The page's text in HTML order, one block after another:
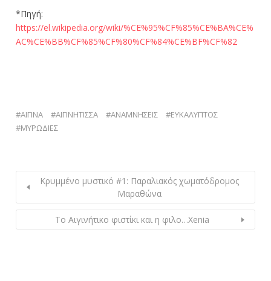
*Πηγή:
https://el.wikipedia.org/wiki/%CE%95%CF%85%CE%BA%CE%
AC%CE%BB%CF%85%CF%80%CF%84%CE%BF%CF%82
ΑΊΓΙΝΑ ΑΙΓΙΝΉΤΙΣΣΑ ΑΝΑΜΝΉΣΕΙΣ
ΕΥΚΆΛΥΠΤΟΣ
ΜΥΡΩΔΙΈΣ
Κρυμμένο μυστικό #1: Παραλιακός χωματόδρομος
Μαραθώνα
Το Αιγινήτικο φιστίκι και η φιλο…Xenia